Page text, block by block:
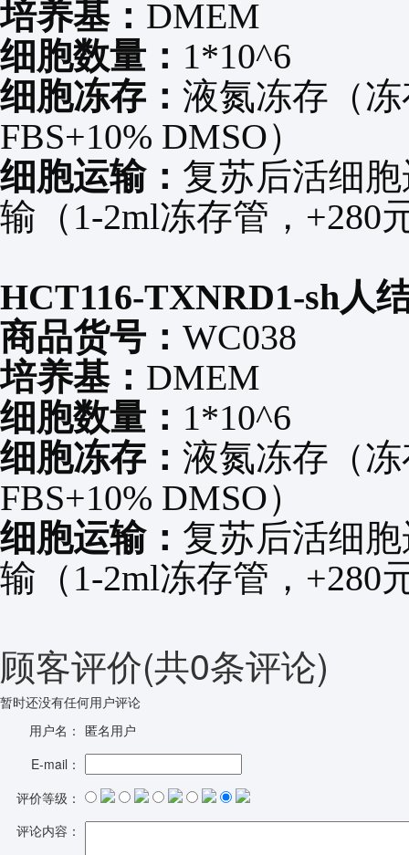
培养基： DMEM
细胞数量： 1*10^6
细胞冻存： 液氮冻存（
FBS+10% DMSO）
细胞运输： 复苏后活细
输（ 1-2ml冻存管， +280
HCT116-TXNRD1-sh人
商品货号： WC038
培养基： DMEM
细胞数量： 1*10^6
细胞冻存： 液氮冻存（
FBS+10% DMSO）
细胞运输： 复苏后活细
输（ 1-2ml冻存管， +280
顾客评价(共0条评论)
暂时还没有任何用户评论
用户名： 匿名用户
E-mail：
评价等级：
评论内容：